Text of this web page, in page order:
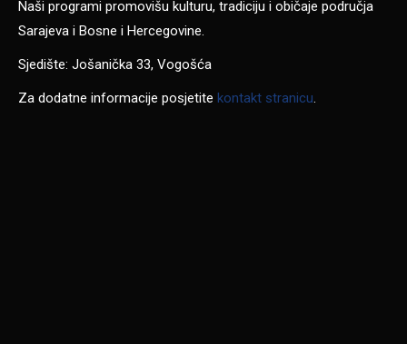
Naši programi promovišu kulturu, tradiciju i običaje područja
Sarajeva i Bosne i Hercegovine.
Sjedište: Jošanička 33, Vogošća
Za dodatne informacije posjetite kontakt stranicu.